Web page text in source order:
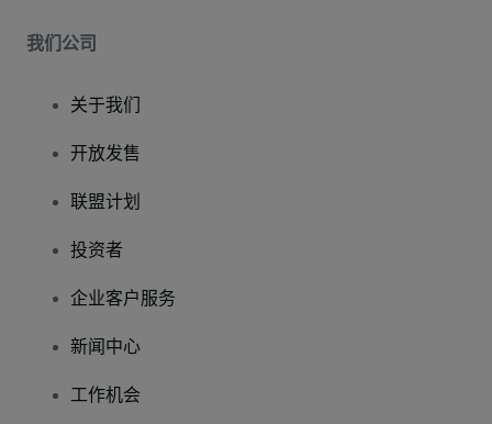
我们公司
关于我们
开放发售
联盟计划
投资者
企业客户服务
新闻中心
工作机会